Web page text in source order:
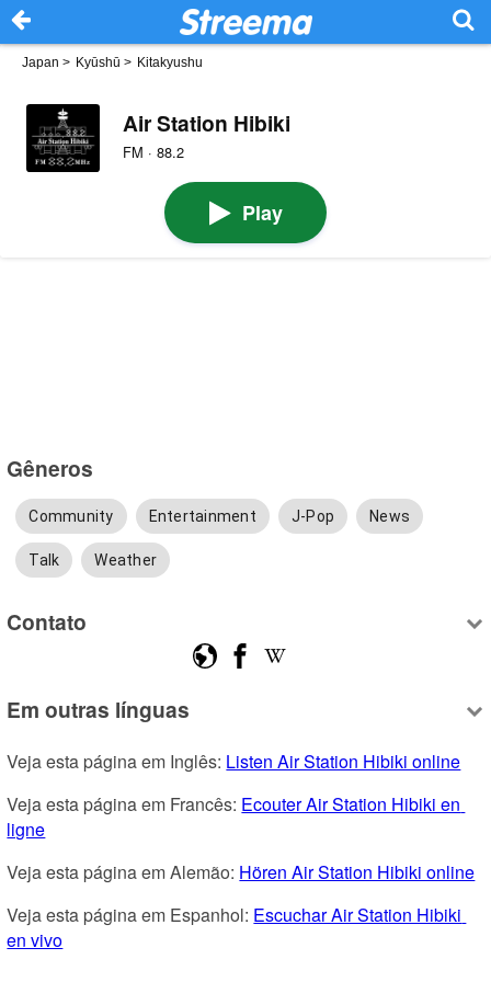
Japan > Kyūshū > Kitakyushu
Air Station Hibiki
FM · 88.2
Play
Gêneros
Community Entertainment J-Pop News
Talk Weather
Contato
Em outras línguas
Veja esta página em Inglês: Listen Air Station Hibiki online
Veja esta página em Francês: Ecouter Air Station Hibiki en
ligne
Veja esta página em Alemão: Hören Air Station Hibiki online
Veja esta página em Espanhol: Escuchar Air Station Hibiki
en vivo